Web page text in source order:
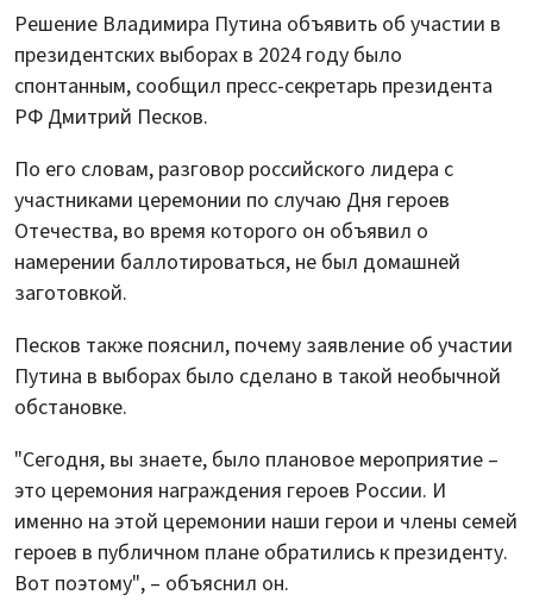
Решение Владимира Путина объявить об участии в
президентских выборах в 2024 году было
спонтанным, сообщил пресс-секретарь президента
РФ Дмитрий Песков.
По его словам, разговор российского лидера с
участниками церемонии по случаю Дня героев
Отечества, во время которого он объявил о
намерении баллотироваться, не был домашней
заготовкой.
Песков также пояснил, почему заявление об участии
Путина в выборах было сделано в такой необычной
обстановке.
"Сегодня, вы знаете, было плановое мероприятие –
это церемония награждения героев России. И
именно на этой церемонии наши герои и члены семей
героев в публичном плане обратились к президенту.
Вот поэтому", – объяснил он.